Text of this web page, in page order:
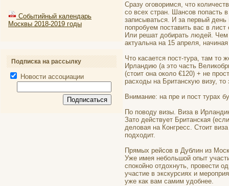
Событийный календарь
Москвы 2018-2019 годы
Подписка на рассылку
Новости ассоциации
Сразу оговоримся, что
со всех стран. Шансов попасть
записываться. И за первый
попробуем поставить вас в
Или решат добирать людей.
актуальна на 15 апреля,
Что касается пост-тура, там то
Ирландию (а это часть
(стоит она около €120) + не
расходы на Британскую визу,
Внимание: на пре и пост турах
По поводу визы. Виза в
Зато действует Британская
деловая на Конгресс. Стоит
подходит.
Прямых рейсов в Дублин из
Уже имея небольшой опыт
спокойно отдохнуть, провести
участие в экскурсиях и
уже как вам самим удобнее.